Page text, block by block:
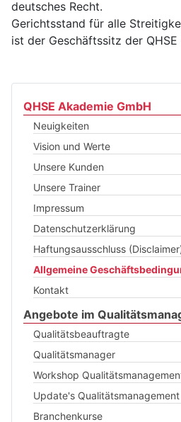
QHSE Akademie GmbH
Neuigkeiten
Vision und Werte
Unsere Kunden
Unsere Trainer
Impressum
Datenschutzerklärung
Haftungsausschluss
Allgemeine
Kontakt
Angebote im
Qualitätsbeauftragte
Qualitätsmanager
Workshop
Update's Qualitätsmanagement
Branchenkurse
deutsches Recht.
Gerichtsstand für alle
ist der Geschäftssitz der